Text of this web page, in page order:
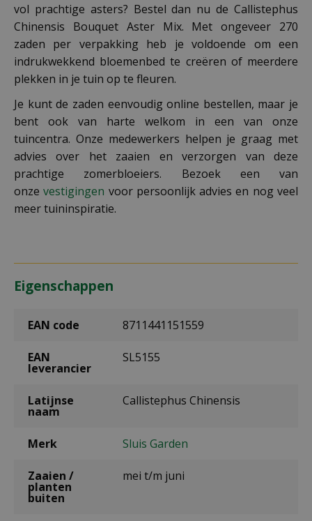
vol prachtige asters? Bestel dan nu de Callistephus
Chinensis Bouquet Aster Mix. Met ongeveer 270
zaden per verpakking heb je voldoende om een
indrukwekkend bloemenbed te creëren of meerdere
plekken in je tuin op te fleuren.
Je kunt de zaden eenvoudig online bestellen, maar je
bent ook van harte welkom in een van onze
tuincentra. Onze medewerkers helpen je graag met
advies over het zaaien en verzorgen van deze
prachtige zomerbloeiers. Bezoek een van
onzevestigingen voor persoonlijk advies en nog veel
meer tuininspiratie.
Eigenschappen
EAN code 8711441151559
EAN
leverancier
SL5155
Latijnse
naam
Callistephus Chinensis
Merk Sluis Garden
Zaaien /
planten
buiten
mei t/m juni